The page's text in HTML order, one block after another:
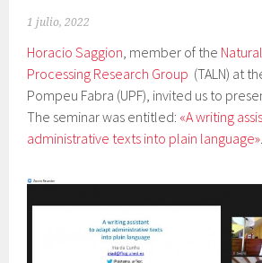
1 julio, 2022
Horacio Saggion, member of the
Processing Research Group (TALN) at
Pompeu Fabra (UPF), invited us to
The seminar was entitled: «A writing
administrative texts into plain language».